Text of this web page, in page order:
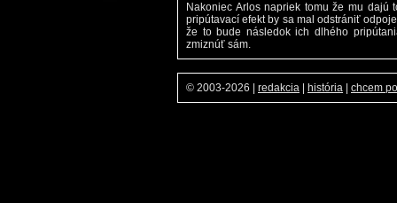
Nakoniec Arlos napriek tomu že mu
pripútavací efekt by sa mal odstrániť
že to bude následok ich dlhého
zmiznúť sám.
© 2003-2026 redakcia história chcem